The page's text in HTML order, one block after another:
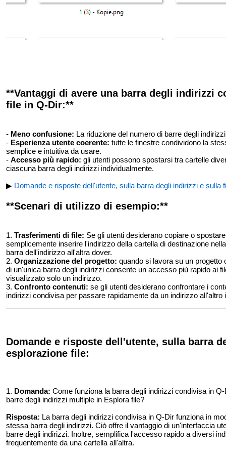
**Vantaggi di avere una barra degli indirizzi
file in Q-Dir:**
- Meno confusione: La riduzione del numero di barre degli
- Esperienza utente coerente: tutte le finestre condividono la
semplice e intuitiva da usare.
- Accesso più rapido: gli utenti possono spostarsi tra cartelle
ciascuna barra degli indirizzi individualmente.
▶ Domande e risposte dell'utente, sulla barra degli indirizzi e sulla
**Scenari di utilizzo di esempio:**
1. Trasferimenti di file: Se gli utenti desiderano copiare o
semplicemente inserire l'indirizzo della cartella di destinazione
barra dell'indirizzo all'altra dover.
2. Organizzazione del progetto: quando si lavora su un progetto
di un'unica barra degli indirizzi consente un accesso più rapido ai
visualizzato solo un indirizzo.
3. Confronto contenuti: se gli utenti desiderano confrontare i
indirizzi condivisa per passare rapidamente da un indirizzo
Domande e risposte dell'utente, sulla barra
esplorazione file:
1. Domanda: Come funziona la barra degli indirizzi condivisa in
barre degli indirizzi multiple in Esplora file?
Risposta: La barra degli indirizzi condivisa in Q-Dir funziona in
stessa barra degli indirizzi. Ciò offre il vantaggio di un'interfaccia
barre degli indirizzi. Inoltre, semplifica l'accesso rapido a diversi
frequentemente da una cartella all'altra.